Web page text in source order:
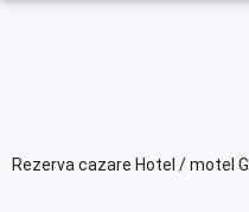
Rezerva cazare Hotel / motel